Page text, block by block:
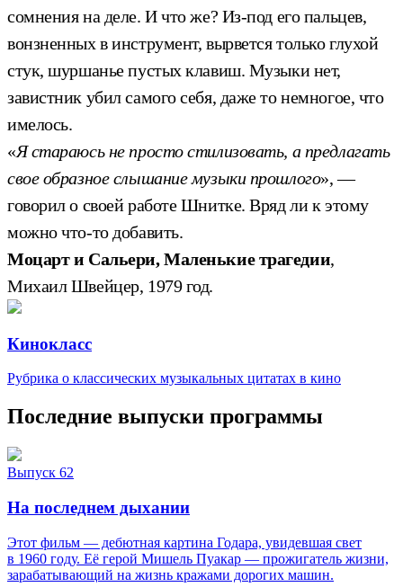
сомнения на деле. И что же? Из-под его пальцев,
вонзненных в инструмент, вырвется только глухой
стук, шуршанье пустых клавиш. Музыки нет,
завистник убил самого себя, даже то немногое, что
имелось.
«Я стараюсь не просто стилизовать, а предлагать
свое образное слышание музыки прошлого», —
говорил о своей работе Шнитке. Вряд ли к этому
можно что-то добавить.
Моцарт и Сальери, Маленькие трагедии,
Михаил Швейцер, 1979 год.
Кинокласс
Рубрика о классических музыкальных цитатах в кино
Последние выпуски программы
Выпуск 62
На последнем дыхании
Этот фильм — дебютная картина Годара, увидевшая свет
в 1960 году. Её герой Мишель Пуакар — прожигатель жизни,
зарабатывающий на жизнь кражами дорогих машин.